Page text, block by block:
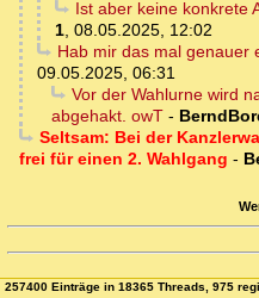
Ist aber keine konkrete
1, 08.05.2025, 12:02
Hab mir das mal genauer
09.05.2025, 06:31
Vor der Wahlurne wird
abgehakt. owT -
Seltsam: Bei der
frei für einen 2. Wahlgang -
257400 Einträge in 18365 Threads, 975